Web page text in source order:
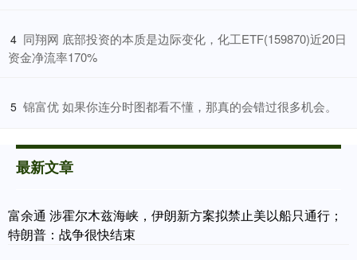
4 ​同翔网 底部投资的本质是边际变化，化工ETF(159870)近20日
资金净流率170%
5 ​锦富优 如果你连分时图都看不懂，那真的会错过很多机会。
最新文章
富余通 涉霍尔木兹海峡，伊朗新方案拟禁止美以船只通行；
特朗普：战争很快结束